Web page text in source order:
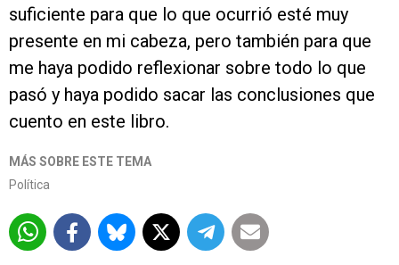
suficiente para que lo que ocurrió esté muy
presente en mi cabeza, pero también para que
me haya podido reflexionar sobre todo lo que
pasó y haya podido sacar las conclusiones que
cuento en este libro.
MÁS SOBRE ESTE TEMA
Política